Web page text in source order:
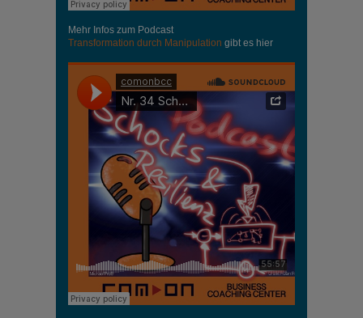
Mehr Infos zum Podcast
Transformation durch Manipulation gibt es hier